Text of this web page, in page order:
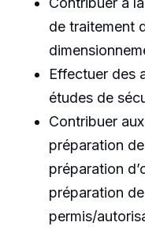
de traitement
Effectuer des
études de
Contribuer
préparation
préparation
préparation
permis/